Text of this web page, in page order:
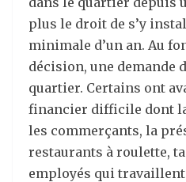
plus le droit de s’y
minimale d’un an. Au
décision, une demande
quartier. Certains ont
financier difficile dont
les commerçants, la
restaurants à roulette,
employés qui